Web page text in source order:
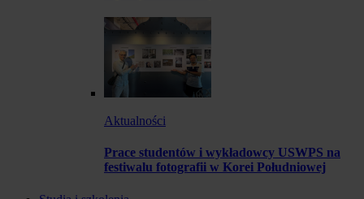
Aktualności
Prace studentów i wykładowcy USWPS na
festiwalu fotografii w Korei Południowej